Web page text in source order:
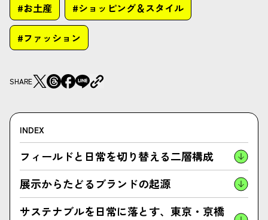
#お土産 #ショッピング＆スタイル
#ファッション
SHARE
INDEX
フィールドと日常を切り替える二層構成
展示からたどるブランドの起源
サステナブルを日常に落とす、東京・京橋